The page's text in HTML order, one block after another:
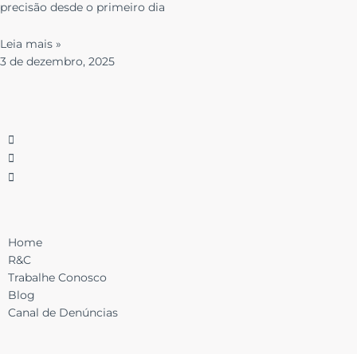
precisão desde o primeiro dia
Leia mais »
3 de dezembro, 2025
Home
R&C
Trabalhe Conosco
Blog
Canal de Denúncias